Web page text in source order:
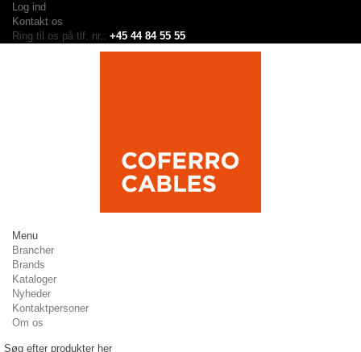
Log ind
Kontakt os
Ring til os på tlf. nr.: +45 44 84 55 55
Menu
Brancher
Brands
Kataloger
Nyheder
Kontaktpersoner
Om os